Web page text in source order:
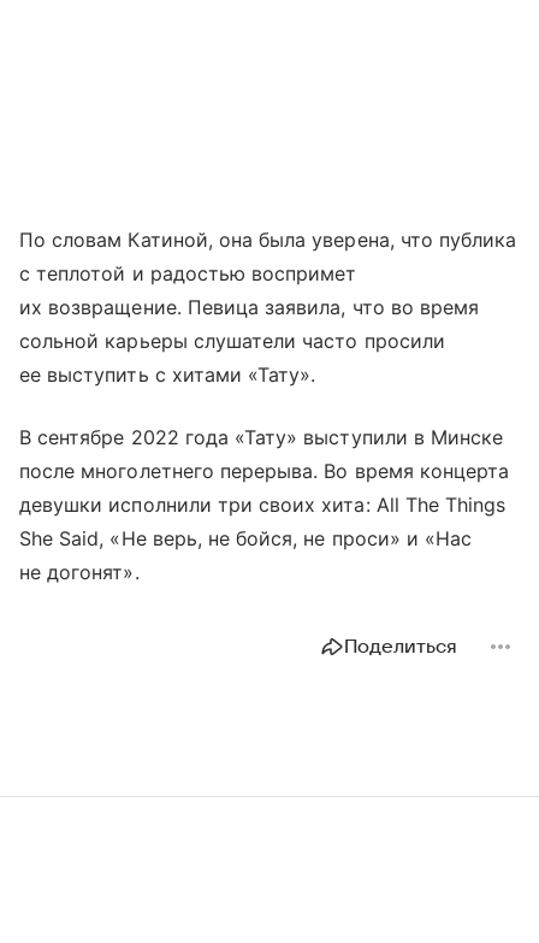
По словам Катиной, она была уверена, что публика
с теплотой и радостью воспримет
их возвращение. Певица заявила, что во время
сольной карьеры слушатели часто просили
ее выступить с хитами «Тату».
В сентябре 2022 года «Тату» выступили в Минске
после многолетнего перерыва. Во время концерта
девушки исполнили три своих хита: All The Things
She Said, «Не верь, не бойся, не проси» и «Нас
не догонят».
Поделиться